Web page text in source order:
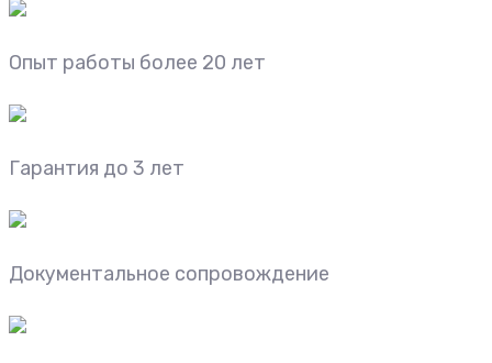
Опыт работы более 20 лет
Гарантия до 3 лет
Документальное сопровождение